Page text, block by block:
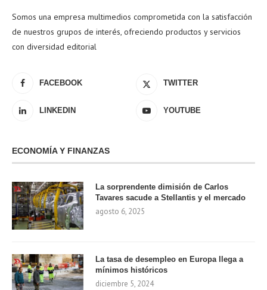
Somos una empresa multimedios comprometida con la satisfacción
de nuestros grupos de interés, ofreciendo productos y servicios
con diversidad editorial
FACEBOOK TWITTER
LINKEDIN YOUTUBE
ECONOMÍA Y FINANZAS
La sorprendente dimisión de Carlos
Tavares sacude a Stellantis y el mercado
agosto 6, 2025
La tasa de desempleo en Europa llega a
mínimos históricos
diciembre 5, 2024